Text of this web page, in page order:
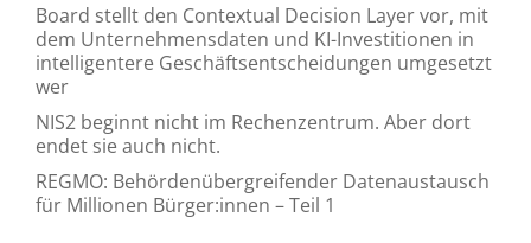
Board stellt den Contextual Decision Layer vor, mit
dem Unternehmensdaten und KI-Investitionen in
intelligentere Geschäftsentscheidungen umgesetzt
wer
NIS2 beginnt nicht im Rechenzentrum. Aber dort
endet sie auch nicht.
REGMO: Behördenübergreifender Datenaustausch
für Millionen Bürger:innen – Teil 1